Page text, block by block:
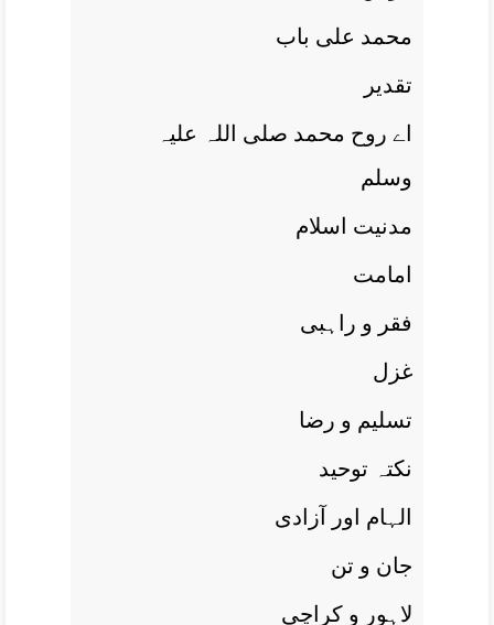
محمد علی باب
تقدير
اے روح محمد صلی اللہ علیہ
وسلم
مدنيت اسلام
امامت
فقر و راہبی
غزل
تسليم و رضا
نکتہ توحيد
الہام اور آزادی
جان و تن
لاہور و کراچی